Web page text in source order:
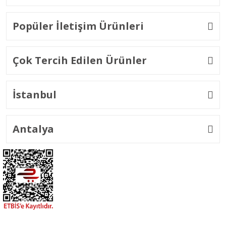
Popüler İletişim Ürünleri
Çok Tercih Edilen Ürünler
İstanbul
Antalya